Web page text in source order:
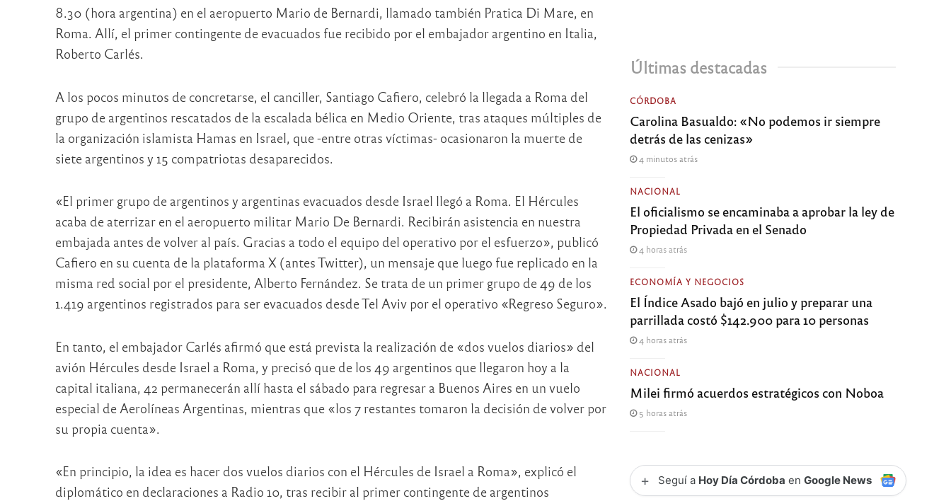
8.30 (hora argentina) en el aeropuerto Mario de Bernardi, llamado también Pratica Di Mare, en
Roma. Allí, el primer contingente de evacuados fue recibido por el embajador argentino en Italia,
Roberto Carlés.
A los pocos minutos de concretarse, el canciller, Santiago Cafiero, celebró la llegada a Roma del
grupo de argentinos rescatados de la escalada bélica en Medio Oriente, tras ataques múltiples de
la organización islamista Hamas en Israel, que -entre otras víctimas- ocasionaron la muerte de
siete argentinos y 15 compatriotas desaparecidos.
«El primer grupo de argentinos y argentinas evacuados desde Israel llegó a Roma. El Hércules
acaba de aterrizar en el aeropuerto militar Mario De Bernardi. Recibirán asistencia en nuestra
embajada antes de volver al país. Gracias a todo el equipo del operativo por el esfuerzo», publicó
Cafiero en su cuenta de la plataforma X (antes Twitter), un mensaje que luego fue replicado en la
misma red social por el presidente, Alberto Fernández. Se trata de un primer grupo de 49 de los
1.419 argentinos registrados para ser evacuados desde Tel Aviv por el operativo «Regreso Seguro».
En tanto, el embajador Carlés afirmó que está prevista la realización de «dos vuelos diarios» del
avión Hércules desde Israel a Roma, y precisó que de los 49 argentinos que llegaron hoy a la
capital italiana, 42 permanecerán allí hasta el sábado para regresar a Buenos Aires en un vuelo
especial de Aerolíneas Argentinas, mientras que «los 7 restantes tomaron la decisión de volver por
su propia cuenta».
«En principio, la idea es hacer dos vuelos diarios con el Hércules de Israel a Roma», explicó el
diplomático en declaraciones a Radio 10, tras recibir al primer contingente de argentinos
Últimas destacadas
CÓRDOBA
Carolina Basualdo: «No podemos ir siempre
detrás de las cenizas»
4 minutos atrás
NACIONAL
El oficialismo se encaminaba a aprobar la ley de
Propiedad Privada en el Senado
4 horas atrás
ECONOMÍA Y NEGOCIOS
El Índice Asado bajó en julio y preparar una
parrillada costó $142.900 para 10 personas
4 horas atrás
NACIONAL
Milei firmó acuerdos estratégicos con Noboa
5 horas atrás
+ Seguí a Hoy Día Córdoba enGoogle News